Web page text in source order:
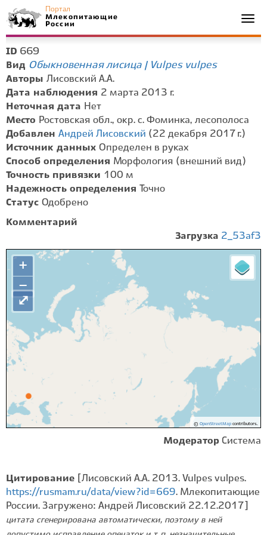
Портал
Млекопитающие
России
ID 669
Вид Обыкновенная лисица | Vulpes vulpes
Авторы Лисовский А.А.
Дата наблюдения 2 марта 2013 г.
Неточная дата Нет
Место Ростовская обл., окр. с. Фоминка, лесополоса
Добавлен Андрей Лисовский (22 декабря 2017 г.)
Источник данных Определен в руках
Способ определения Морфология (внешний вид)
Точность привязки 100 м
Надежность определения
Точно
Статус Одобрено
Комментарий
Загрузка 2_53af3
+
−
© OpenStreetMapcontributors.
⤢
Модератор Система
Цитирование
[Лисовский А.А. 2013. Vulpes vulpes.
https://rusmam.ru/data/view?id=669. Млекопитающие
России. Загружено: Андрей Лисовский 22.12.2017]
цитата сгенерирована автоматически, поэтому в ней